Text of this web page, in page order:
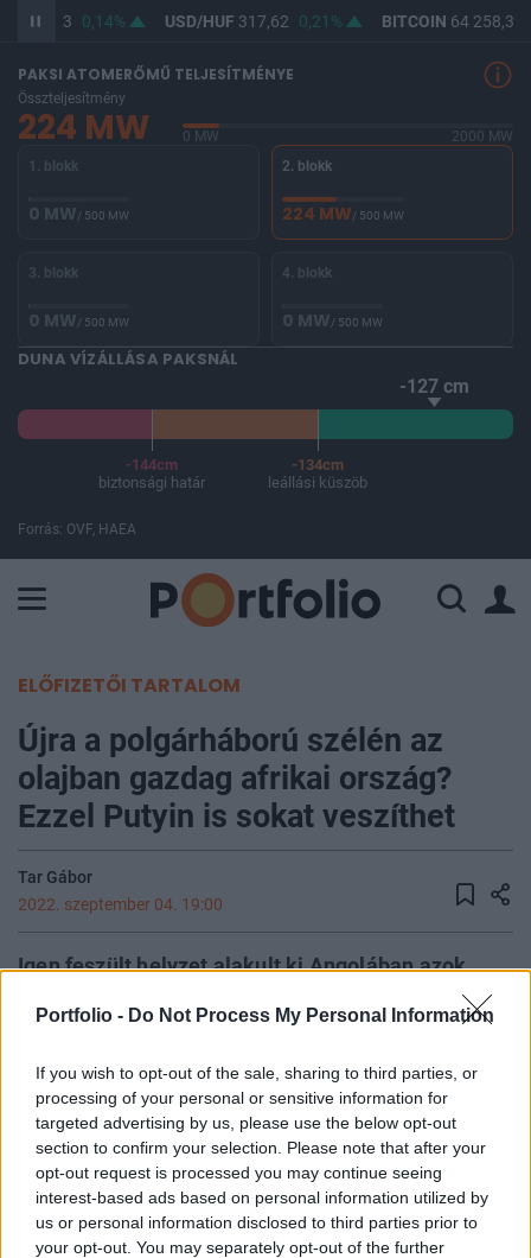
Portfolio - Do Not Process My Personal Information
If you wish to opt-out of the sale, sharing to third parties, or
processing of your personal or sensitive information for
targeted advertising by us, please use the below opt-out
section to confirm your selection. Please note that after your
opt-out request is processed you may continue seeing
interest-based ads based on personal information utilized by
us or personal information disclosed to third parties prior to
your opt-out. You may separately opt-out of the further
365,93 0,14% USD/HUF317,62 0,21% BITCOIN64 258,39
PAKSI ATOMERŐMŰ TELJESÍTMÉNYE
Összteljesítmény
224 MW 0 MW
2000 MW
1. blokk
0 MW/ 500 MW
2. blokk
224 MW/ 500 MW
3. blokk
0 MW/ 500 MW
4. blokk
0 MW/ 500 MW
DUNA VÍZÁLLÁSA PAKSNÁL
-127 cm
-144cm
biztonsági határ
-134cm
leállási küszöb
Forrás: OVF, HAEA
ELŐFIZETŐI TARTALOM
Újra a polgárháború szélén az
olajban gazdag afrikai ország?
Ezzel Putyin is sokat veszíthet
Tar Gábor
2022. szeptember 04. 19:00
Igen feszült helyzet alakult ki Angolában azok
elnökválasztások után az országot közel ötven
győztesnek a kormányzat által ellenőrzött
választási bizottság. Válaszul az MPLA egykori
polgárháborús riválisa, az UNITA a választás
eredményének megsemmisítését kérte az
alkotmánybíróságtól, amelyet szintén a
kormányzat ellenőriz, így nagy meglepetésre nem